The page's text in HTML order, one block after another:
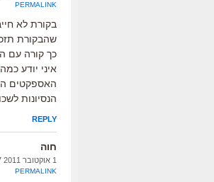
PERMALINK
בקורת לא
שהבקורת
כך קורה עם
איני יודע
האספקטים
הנסיונות
REPLY
חוה
1 אוקטובר 2011 at 17:37
PERMALINK